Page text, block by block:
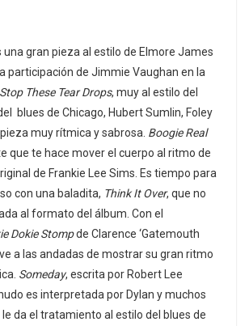
una gran pieza al estilo de Elmore James
participación de Jimmie Vaughan en la
Stop These Tear Drops, muy al estilo del
blues de Chicago, Hubert Sumlin, Foley
muy rítmica y sabrosa. Boogie Real
que te hace mover el cuerpo al ritmo de
de Frankie Lee Sims. Es tiempo para
con una baladita, Think It Over, que no
al formato del álbum. Con el
Dokie Stompde Clarence ‘Gatemouth
a las andadas de mostrar su gran ritmo
Someday, escrita por Robert Lee
es interpretada por Dylan y muchos
da el tratamiento al estilo del blues de